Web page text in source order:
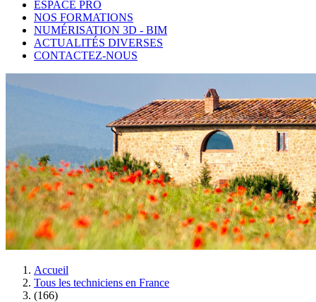
ESPACE PRO
NOS FORMATIONS
NUMÉRISATION 3D - BIM
ACTUALITÉS DIVERSES
CONTACTEZ-NOUS
Accueil
Tous les techniciens en France
(166)